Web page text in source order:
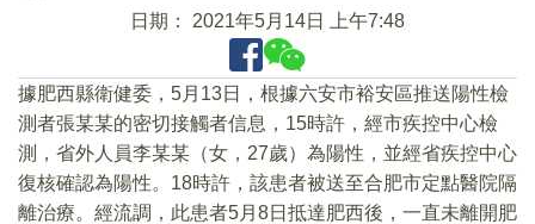
日期： 2021年5月14日 上午7:48
據肥西縣衛健委，5月13日，根據六安市裕安區推送陽性檢
測者張某某的密切接觸者信息，15時許，經市疾控中心檢
測，省外人員李某某（女，27歲）為陽性，並經省疾控中心
復核確認為陽性。18時許，該患者被送至合肥市定點醫院隔
離治療。經流調，此患者5月8日抵達肥西後，一直未離開肥